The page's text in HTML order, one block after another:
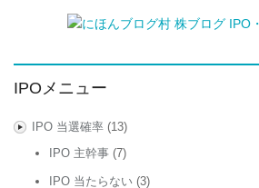
IPOメニュー
IPO 当選確率(13)
IPO 主幹事 (7)
IPO 当たらない (3)